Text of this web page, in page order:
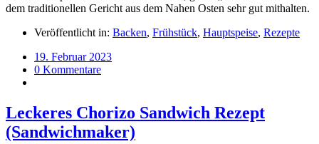
dem traditionellen Gericht aus dem Nahen Osten sehr gut mithalten.
Veröffentlicht in: Backen, Frühstück, Hauptspeise, Rezepte
19. Februar 2023
0 Kommentare
Leckeres Chorizo Sandwich Rezept
(Sandwichmaker)